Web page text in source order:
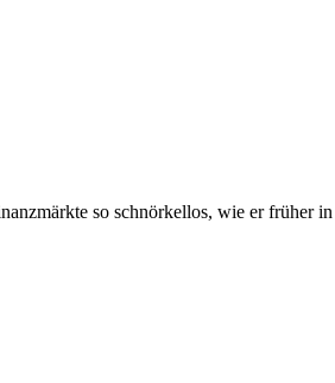
so schnörkellos, wie er früher